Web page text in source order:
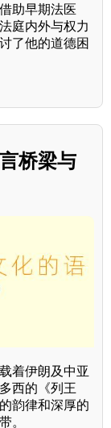
助早期法医
庭内外与权力
了他的道德困
桥梁与
着伊朗及中亚
西的《列王
韵律和深厚的
。